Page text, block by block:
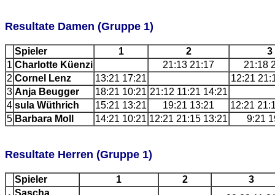
Resultate Damen (Gruppe 1)
Spieler 1 2
3
1 Charlotte Küenzi 21:13 21:17
21:18
2 Cornel Lenz 13:21 17:21
12:21
3 Anja Beugger 18:21 10:21 21:12 11:21 14:21
4 sula Wüthrich 15:21 13:21 19:21 13:21
12:21
5 Barbara Moll 14:21 10:21 12:21 21:15 13:21 9:21
Resultate Herren (Gruppe 1)
Spieler 1 2
3
Sascha